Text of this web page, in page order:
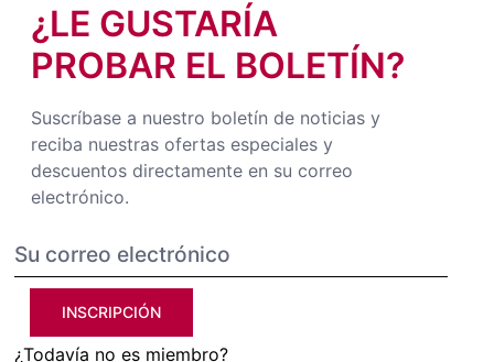
¿LE GUSTARÍA
PROBAR EL BOLETÍN?
Suscríbase a nuestro boletín de noticias y
reciba nuestras ofertas especiales y
descuentos directamente en su correo
electrónico.
INSCRIPCIÓN
¿Todavía no es miembro?